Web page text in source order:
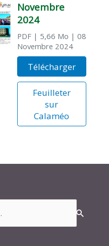
Novembre
2024
PDF| 5,66 Mo | 08
Novembre 2024
Télécharger
Feuilleter
sur
Calaméo